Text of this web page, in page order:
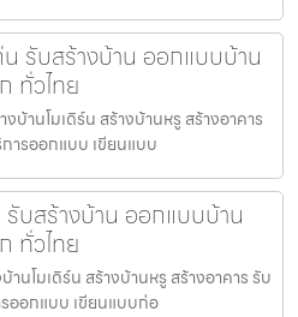
รับสร้างบ้าน ออกแบบบ้าน
ทั่วไทย
บ้านโมเดิร์น สร้างบ้านหรู สร้างอาคาร
ารออกแบบ เขียนแบบ
บสร้างบ้าน ออกแบบบ้าน
ทั่วไทย
โมเดิร์น สร้างบ้านหรู สร้างอาคาร รับ
ออกแบบ เขียนแบบก่อ